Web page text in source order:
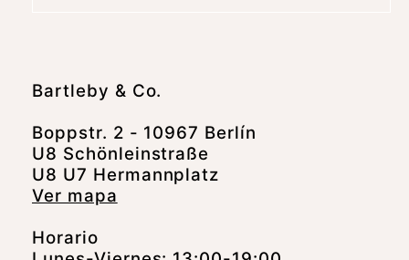
Bartleby & Co.
Boppstr. 2 - 10967 Berlín
U8 Schönleinstraße
U8 U7 Hermannplatz
Ver mapa
Horario